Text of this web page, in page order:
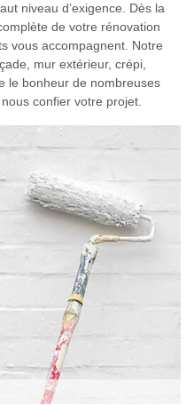
niveau d’exigence. Dès la
de votre rénovation
vous accompagnent. Notre
mur extérieur, crépi,
le bonheur de nombreuses
confier votre projet.